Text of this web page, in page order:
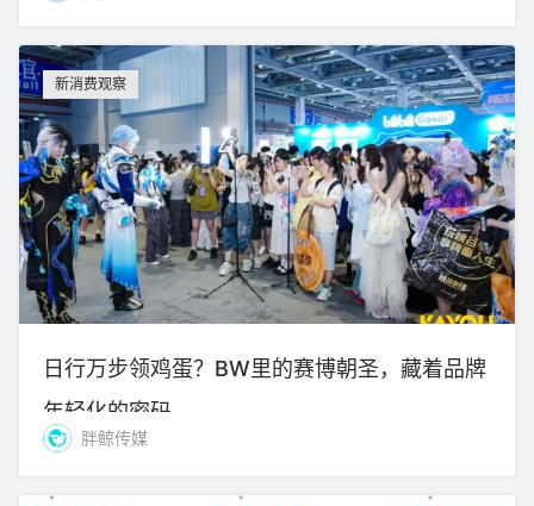
新消费观察
日行万步领鸡蛋？BW里的赛博朝圣，藏着品牌
年轻化的密码
胖鲸传媒